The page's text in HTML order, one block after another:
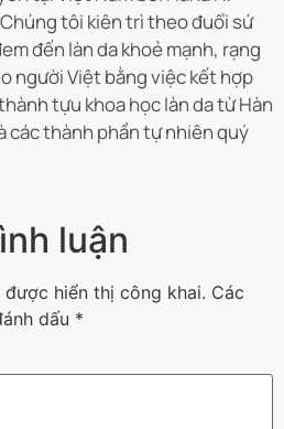
tôi kiên trì theo đuổi sứ
đến làn da khoẻ mạnh, rạng
người Việt bằng việc kết hợp
tựu khoa học làn da từ Hàn
các thành phần tự nhiên quý
luận
hiển thị công khai. Các
dấu *